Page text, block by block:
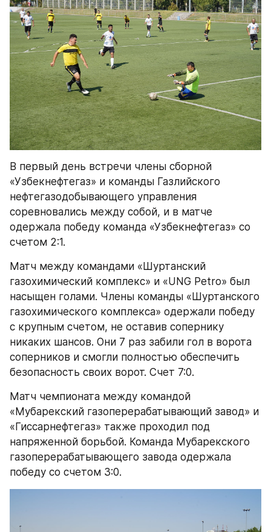
В первый день встречи члены сборной
«Узбекнефтегаз» и команды Газлийского
нефтегазодобывающего управления
соревновались между собой, и в матче
одержала победу команда «Узбекнефтегаз» со
счетом 2:1.
Матч между командами «Шуртанский
газохимический комплекс» и «UNG Petro» был
насыщен голами. Члены команды «Шуртанского
газохимического комплекса» одержали победу
с крупным счетом, не оставив сопернику
никаких шансов. Они 7 раз забили гол в ворота
соперников и смогли полностью обеспечить
безопасность своих ворот. Счет 7:0.
Матч чемпионата между командой
«Мубарекский газоперерабатывающий завод» и
«Гиссарнефтегаз» также проходил под
напряженной борьбой. Команда Мубарекского
газоперерабатывающего завода одержала
победу со счетом 3:0.